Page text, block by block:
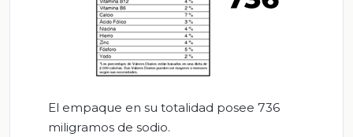
El empaque en su totalidad posee 736
miligramos de sodio.